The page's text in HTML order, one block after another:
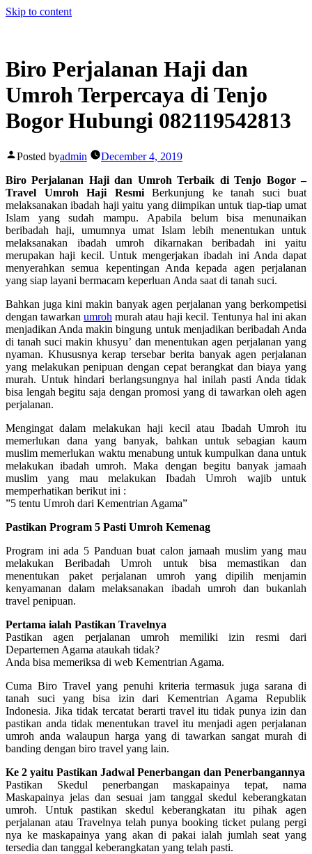
Skip to content
Biro Perjalanan Haji dan
Umroh Terpercaya di Tenjo
Bogor Hubungi 082119542813
Posted byadmin
December 4, 2019
Biro Perjalanan Haji dan Umroh Terbaik di Tenjo Bogor –
Travel Umroh Haji Resmi Berkunjung ke tanah suci buat
melaksanakan ibadah haji yaitu yang diimpikan untuk tiap-tiap umat
Islam yang sudah mampu. Apabila belum bisa menunaikan
beribadah haji, umumnya umat Islam lebih menentukan untuk
melaksanakan ibadah umroh dikarnakan beribadah ini yaitu
merupakan haji kecil. Untuk mengerjakan ibadah ini Anda dapat
menyerahkan semua kepentingan Anda kepada agen perjalanan
yang siap layani bermacam keperluan Anda saat di tanah suci.
Bahkan juga kini makin banyak agen perjalanan yang berkompetisi
dengan tawarkan umroh murah atau haji kecil. Tentunya hal ini akan
menjadikan Anda makin bingung untuk menjadikan beribadah Anda
di tanah suci makin khusyu’ dan menentukan agen perjalanan yang
nyaman. Khususnya kerap tersebar berita banyak agen perjalanan
yang melakukan penipuan dengan cepat berangkat dan biaya yang
murah. Untuk hindari berlangsungnya hal inilah pasti Anda tidak
bisa lengah begitu saja dengan promosi yang di tawarkan oleh agen
perjalanan.
Mengingat dalam melakukan haji kecil atau Ibadah Umroh itu
memerlukan dana yang banyak, bahkan untuk sebagian kaum
muslim memerlukan waktu menabung untuk kumpulkan dana untuk
melakukan ibadah umroh. Maka dengan begitu banyak jamaah
muslim yang mau melakukan Ibadah Umroh wajib untuk
memperhatikan berikut ini :
”5 tentu Umroh dari Kementrian Agama”
Pastikan Program 5 Pasti Umroh Kemenag
Program ini ada 5 Panduan buat calon jamaah muslim yang mau
melakukan Beribadah Umroh untuk bisa memastikan dan
menentukan paket perjalanan umroh yang dipilih menjamin
kenyamanan dalam melaksanakan ibadah umroh dan bukanlah
travel penipuan.
Pertama ialah Pastikan Travelnya
Pastikan agen perjalanan umroh memiliki izin resmi dari
Departemen Agama ataukah tidak?
Anda bisa memeriksa di web Kementrian Agama.
Cuma Biro Travel yang penuhi kriteria termasuk juga sarana di
tanah suci yang bisa izin dari Kementrian Agama Republik
Indonesia. Jika tidak tercatat berarti travel itu tidak punya izin dan
pastikan anda tidak menentukan travel itu menjadi agen perjalanan
umroh anda walaupun harga yang di tawarkan sangat murah di
banding dengan biro travel yang lain.
Ke 2 yaitu Pastikan Jadwal Penerbangan dan Penerbangannya
Pastikan Skedul penerbangan maskapainya tepat, nama
Maskapainya jelas dan sesuai jam tanggal skedul keberangkatan
umroh. Untuk pastikan skedul keberangkatan itu pihak agen
perjalanan atau Travelnya telah punya booking ticket pulang pergi
nya ke maskapainya yang akan di pakai ialah jumlah seat yang
tersedia dan tanggal keberangkatan yang telah pasti.